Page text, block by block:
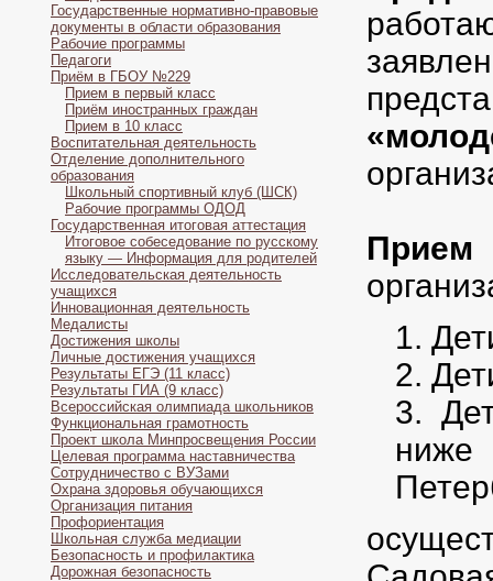
Государственные нормативно-правовые
документы в области образования
Рабочие программы
Педагоги
Приём в ГБОУ №229
Прием в первый класс
Приём иностранных граждан
Прием в 10 класс
Воспитательная деятельность
Отделение дополнительного
образования
Школьный спортивный клуб (ШСК)
Рабочие программы ОДОД
Государственная итоговая аттестация
Итоговое собеседование по русскому
языку — Информация для родителей
Исследовательская деятельность
учащихся
Инновационная деятельность
Медалисты
Достижения школы
Личные достижения учащихся
Результаты ЕГЭ (11 класс)
Результаты ГИА (9 класс)
Всероссийская олимпиада школьников
Функциональная грамотность
Проект школа Минпросвещения России
Целевая программа наставничества
Сотрудничество с ВУЗами
Охрана здоровья обучающихся
Организация питания
Профориентация
Школьная служба медиации
Безопасность и профилактика
Дорожная безопасность
Прием
ниже